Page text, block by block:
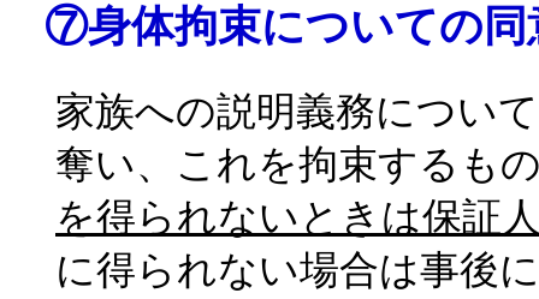
⑦身体拘束についての同
家族への説明義務につい
奪い、これを拘束するも
を得られないときは保証
に得られない場合は事後